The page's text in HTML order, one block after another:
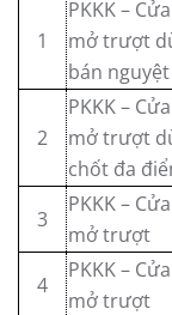
1
PKKK –
mở trượt
bán nguyệt
2
PKKK –
mở trượt
chốt đa
3
PKKK –
mở trượt
4
PKKK –
mở trượt